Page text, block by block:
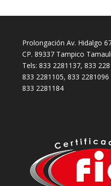
Prolongación Av. Hidalgo
CP. 89337 Tampico
Tels: 833 2281137, 833
833 2281105, 833 2281096
833 2281184